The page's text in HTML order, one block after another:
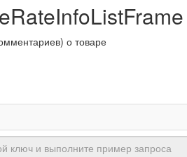
о товаре